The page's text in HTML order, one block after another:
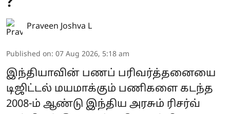
Praveen Joshva L
Published on: 07 Aug 2026, 5:18 am
இந்தியாவின் பணப் பரிவர்த்தனையை
டிஜிட்டல் மயமாக்கும் பணிகளை கடந்த
2008-ம் ஆண்டு இந்திய அரசும் ரிசர்வ்